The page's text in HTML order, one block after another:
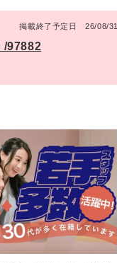
掲載終了予定日 26/08/31
/97882